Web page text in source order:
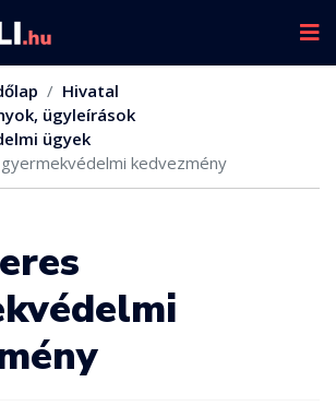
Hivatal
ügyleírások
ügyek
kedvezmény